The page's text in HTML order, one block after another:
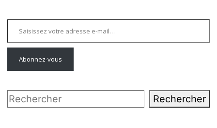
Saisissez votre adresse e-mail…
Abonnez-vous
Rechercher Rechercher